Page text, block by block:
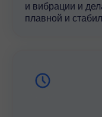
и вибрации и
плавной и